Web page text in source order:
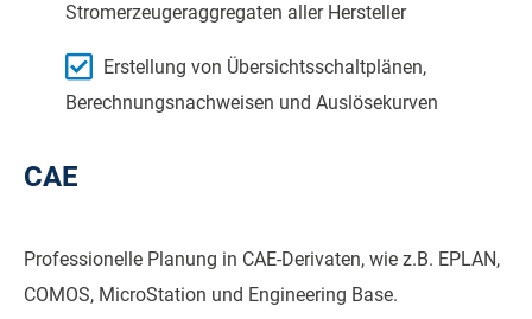
Stromerzeugeraggregaten aller Hersteller
Erstellung von Übersichtsschaltplänen,
Berechnungsnachweisen und Auslösekurven
CAE
Professionelle Planung in CAE-Derivaten, wie z.B. EPLAN,
COMOS, MicroStation und Engineering Base.